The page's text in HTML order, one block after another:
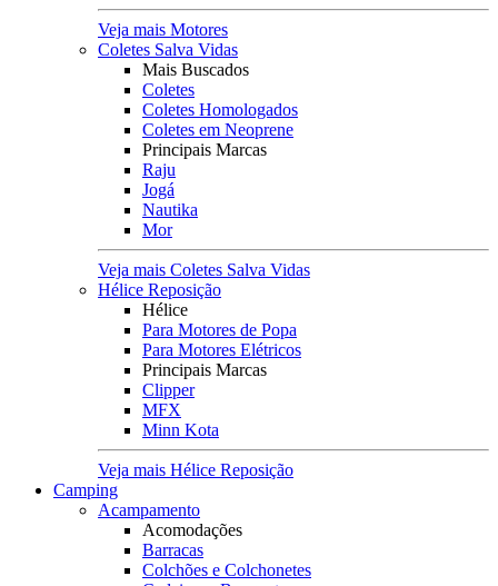
Veja mais Motores
Coletes Salva Vidas
Mais Buscados
Coletes
Coletes Homologados
Coletes em Neoprene
Principais Marcas
Raju
Jogá
Nautika
Mor
Veja mais Coletes Salva Vidas
Hélice Reposição
Hélice
Para Motores de Popa
Para Motores Elétricos
Principais Marcas
Clipper
MFX
Minn Kota
Veja mais Hélice Reposição
Camping
Acampamento
Acomodações
Barracas
Colchões e Colchonetes